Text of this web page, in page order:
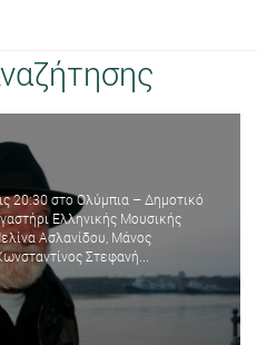
20:30 στο Ολύμπια – Δημοτικό
Ελληνικής Μουσικής
Ασλανίδου, Μάνος
Στεφανή...